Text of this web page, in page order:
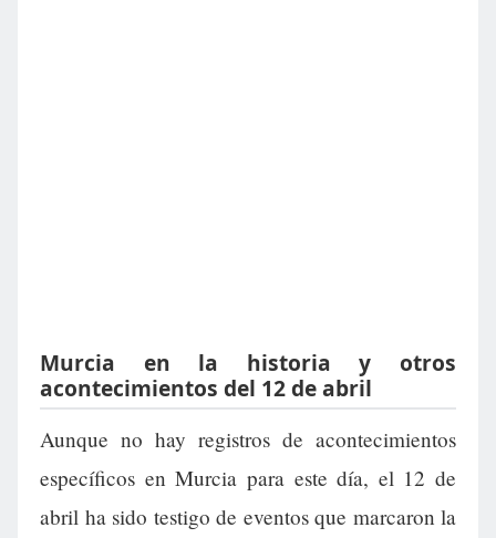
Murcia en la historia y otros
acontecimientos del 12 de abril
Aunque no hay registros de acontecimientos
específicos en Murcia para este día, el 12 de
abril ha sido testigo de eventos que marcaron la